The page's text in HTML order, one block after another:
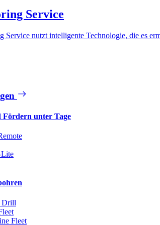
Service
Service nutzt intelligente Technologie, die es
unter Tage
Drill
Fleet